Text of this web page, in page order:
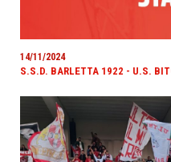
14/11/2024
S.S.D. BARLETTA 1922 - U.S.